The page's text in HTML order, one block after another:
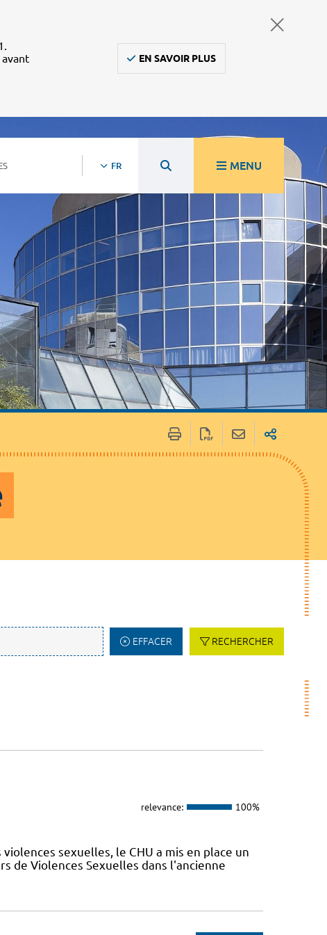
EN SAVOIR PLUS
FR MENU
EFFACER RECHERCHER
relevance: 100%
sexuelles, le CHU a mis en place un
de Violences Sexuelles dans l'ancienne